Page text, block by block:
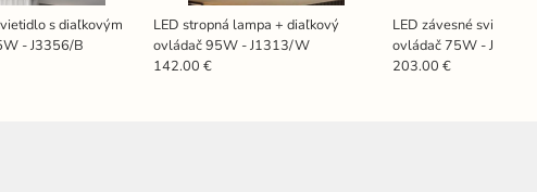
s diaľkovým
- J3356/B
LED stropná lampa + diaľkový
ovládač 95W - J1313/W
142.00 €
LED závesné svietidlo
ovládač 75W - J4307/
203.00 €